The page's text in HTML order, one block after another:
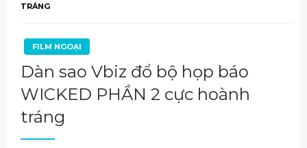
TRÁNG
FILM NGOẠI
Dàn sao Vbiz đổ bộ họp báo
WICKED PHẦN 2 cực hoành
tráng